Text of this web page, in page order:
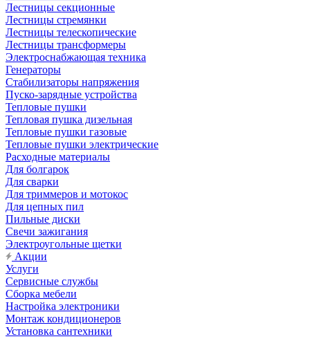
Лестницы секционные
Лестницы стремянки
Лестницы телескопические
Лестницы трансформеры
Электроснабжающая техника
Генераторы
Стабилизаторы напряжения
Пуско-зарядные устройства
Тепловые пушки
Тепловая пушка дизельная
Тепловые пушки газовые
Тепловые пушки электрические
Расходные материалы
Для болгарок
Для сварки
Для триммеров и мотокос
Для цепных пил
Пильные диски
Свечи зажигания
Электроугольные щетки
Акции
Услуги
Сервисные службы
Сборка мебели
Настройка электроники
Монтаж кондиционеров
Установка сантехники